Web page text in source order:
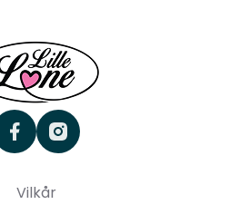
facebookinstagram
Vilkår